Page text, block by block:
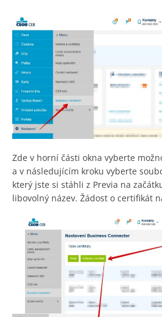
Zde v horní části okna vyberte
a v následujícím kroku vyberte
který jste si stáhli z Previa na
libovolný název. Žádost o certifikát